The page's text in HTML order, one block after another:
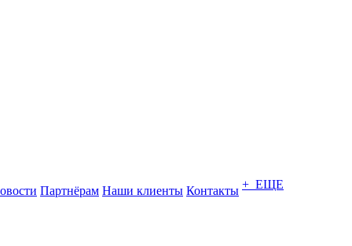
Партнёрам Наши клиенты Контакты + ЕЩЕ